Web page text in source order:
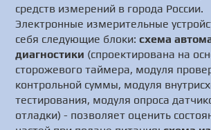
средств измерений в города России.
Электронные измерительные
себя следующие блоки:схема
диагностики (спроектирована на
сторожевого таймера, модуля
контрольной суммы, модуля
тестирования, модуля опроса
отладки) - позволяет оценить